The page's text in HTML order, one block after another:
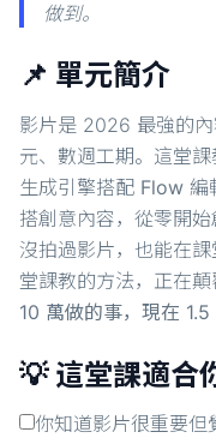
做到。
📌 單元簡介
影片是 2026 最強的
元、數週工期。這堂
生成引擎搭配 Flow 編
搭創意內容，從零開
沒拍過影片，也能在
堂課教的方法，正在
10 萬做的事，現在
💡 這堂課適合
你知道影片很重要但